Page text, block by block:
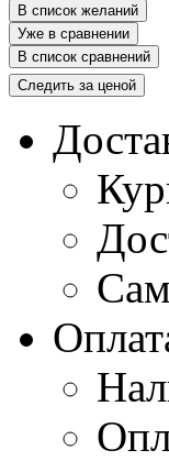
В список желаний
Уже в сравнении
В список сравнений
Следить за ценой